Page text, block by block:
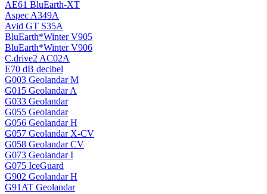
AE61 BluEarth-XT
Aspec A349A
Avid GT S35A
BluEarth*Winter V905
BluEarth*Winter V906
C.drive2 AC02A
E70 dB decibel
G003 Geolandar M
G015 Geolandar A
G033 Geolandar
G055 Geolandar
G056 Geolandar H
G057 Geolandar X-CV
G058 Geolandar CV
G073 Geolandar I
G075 IceGuard
G902 Geolandar H
G91AT Geolandar